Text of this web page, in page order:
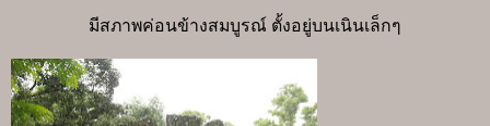
มีสภาพค่อนข้างสมบูรณ์ ตั้งอยู่บนเนินเล็กๆ